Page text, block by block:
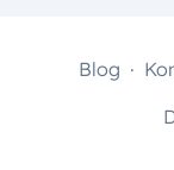
Blog